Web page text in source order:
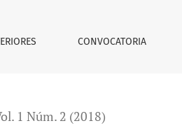
CONVOCATORIA
1 Núm. 2 (2018)